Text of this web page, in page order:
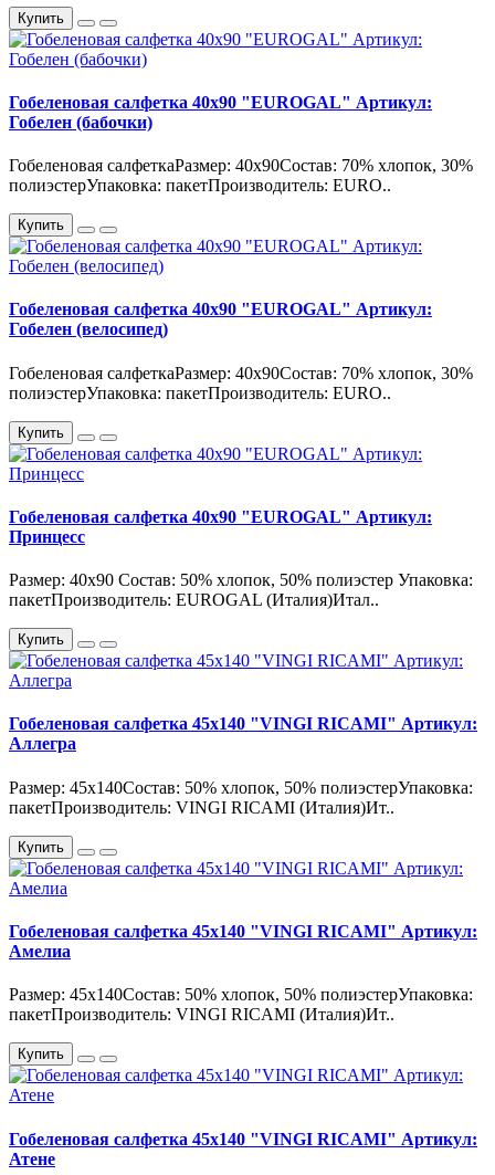
Купить
Гобеленовая салфетка 40х90 "EUROGAL" Артикул:
Гобелен (бабочки)
Гобеленовая салфеткаРазмер: 40х90Состав: 70% хлопок, 30%
полиэстерУпаковка: пакетПроизводитель: EURO..
Купить
Гобеленовая салфетка 40х90 "EUROGAL" Артикул:
Гобелен (велосипед)
Гобеленовая салфеткаРазмер: 40х90Состав: 70% хлопок, 30%
полиэстерУпаковка: пакетПроизводитель: EURO..
Купить
Гобеленовая салфетка 40х90 "EUROGAL" Артикул:
Принцесс
Размер: 40х90 Состав: 50% хлопок, 50% полиэстер Упаковка:
пакетПроизводитель: EUROGAL (Италия)Итал..
Купить
Гобеленовая салфетка 45х140 "VINGI RICAMI" Артикул:
Аллегра
Размер: 45х140Состав: 50% хлопок, 50% полиэстерУпаковка:
пакетПроизводитель: VINGI RICAMI (Италия)Ит..
Купить
Гобеленовая салфетка 45х140 "VINGI RICAMI" Артикул:
Амелиа
Размер: 45х140Состав: 50% хлопок, 50% полиэстерУпаковка:
пакетПроизводитель: VINGI RICAMI (Италия)Ит..
Купить
Гобеленовая салфетка 45х140 "VINGI RICAMI" Артикул:
Атене